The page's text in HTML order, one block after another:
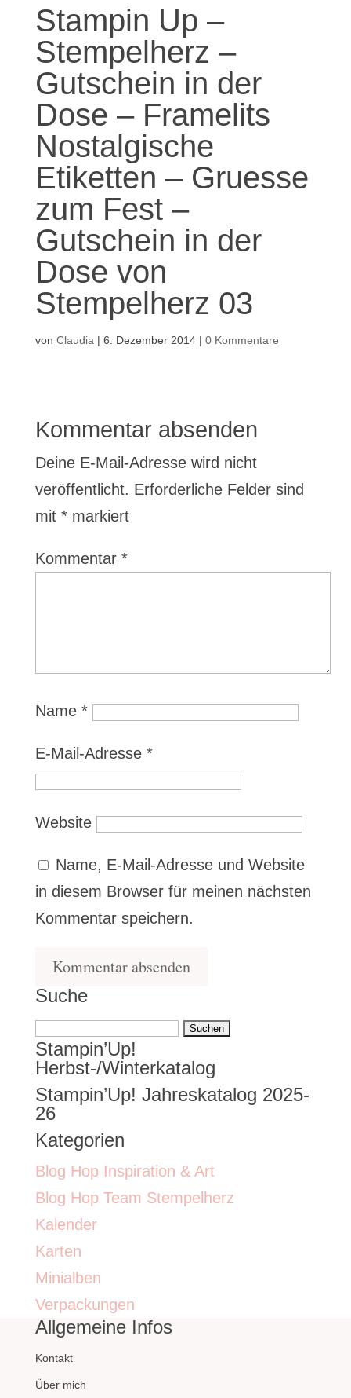
Stampin Up –
Stempelherz –
Gutschein in der
Dose – Framelits
Nostalgische
Etiketten – Gruesse
zum Fest –
Gutschein in der
Dose von
Stempelherz 03
von Claudia | 6. Dezember 2014| 0 Kommentare
Kommentar absenden
Deine E-Mail-Adresse wird nicht
veröffentlicht. Erforderliche Felder sind
mit *markiert
Kommentar *
Name *
E-Mail-Adresse *
Website
Name, E-Mail-Adresse und Website
in diesem Browser für meinen nächsten
Kommentar speichern.
Suche
Suchen
nach:
Stampin’Up!
Herbst-/Winterkatalog
Stampin’Up! Jahreskatalog 2025-
26
Kategorien
Blog Hop Inspiration & Art
Blog Hop Team Stempelherz
Kalender
Karten
Minialben
Verpackungen
Allgemeine Infos
Kontakt
Über mich